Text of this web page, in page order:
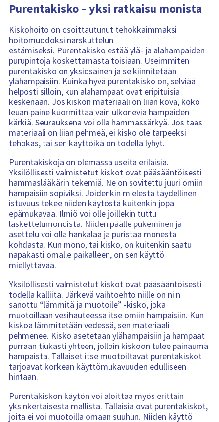
Purentakisko – yksi ratkaisu monista
Kiskohoito on osoittautunut tehokkaimmaksi
hoitomuodoksi narskuttelun
estämiseksi. Purentakisko estää ylä- ja alahampaiden
purupintoja koskettamasta toisiaan. Useimmiten
purentakisko on yksiosainen ja se kiinnitetään
ylähampaisiin. Kuinka hyvä purentakisko on, selviää
helposti silloin, kun alahampaat ovat eripituisia
keskenään. Jos kiskon materiaali on liian kova, koko
leuan paine kuormittaa vain ulkonevia hampaiden
kärkiä. Seurauksena voi olla hammassärkyä. Jos taas
materiaali on liian pehmeä, ei kisko ole tarpeeksi
tehokas, tai sen käyttöikä on todella lyhyt.
Purentakiskoja on olemassa useita erilaisia.
Yksilöllisesti valmistetut kiskot ovat pääsääntöisesti
hammaslääkärin tekemiä. Ne on sovitettu juuri omiin
hampaisiin sopiviksi. Joidenkin mielestä täydellinen
istuvuus tekee niiden käytöstä kuitenkin jopa
epämukavaa. Ilmiö voi olle joillekin tuttu
laskettelumonoista. Niiden päälle pukeminen ja
asettelu voi olla hankalaa ja puristaa monesta
kohdasta. Kun mono, tai kisko, on kuitenkin saatu
napakasti omalle paikalleen, on sen käyttö
miellyttävää.
Yksilöllisesti valmistetut kiskot ovat pääsääntöisesti
todella kalliita. Järkevä vaihtoehto niille on niin
sanottu “lämmitä ja muotoile” -kisko, joka
muotoillaan vesihauteessa itse omiin hampaisiin. Kun
kiskoa lämmitetään vedessä, sen materiaali
pehmenee. Kisko asetetaan ylähampaisiin ja hampaat
purraan tiukasti yhteen, jolloin kiskoon tulee painauma
hampaista. Tällaiset itse muotoiltavat purentakiskot
tarjoavat korkean käyttömukavuuden edulliseen
hintaan.
Purentakiskon käytön voi aloittaa myös erittäin
yksinkertaisesta mallista. Tällaisia ovat purentakiskot,
joita ei voi muotoilla omaan suuhun. Niiden käyttö